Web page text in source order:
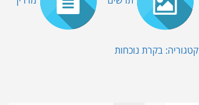
קטגוריה: בקרת נוכחות